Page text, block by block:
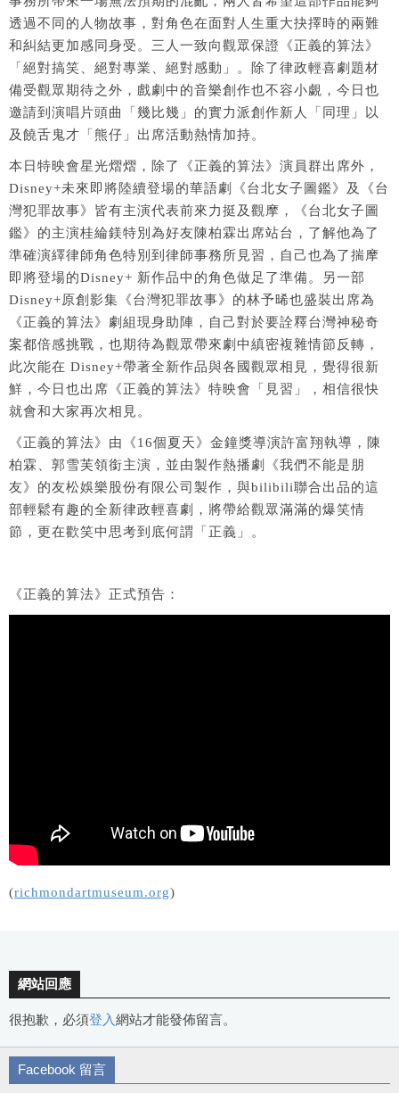
透過不同的人物故事，對角色在面對人生重大抉擇時的兩難
和糾結更加感同身受。三人一致向觀眾保證《正義的算法》
「絕對搞笑、絕對專業、絕對感動」。除了律政輕喜劇題材
備受觀眾期待之外，戲劇中的音樂創作也不容小覷，今日也
邀請到演唱片頭曲「幾比幾」的實力派創作新人「同理」以
及饒舌鬼才「熊仔」出席活動熱情加持。
本日特映會星光熠熠，除了《正義的算法》演員群出席外，
Disney+未來即將陸續登場的華語劇《台北女子圖鑑》及《台
灣犯罪故事》皆有主演代表前來力挺及觀摩，《台北女子圖
鑑》的主演桂綸鎂特別為好友陳柏霖出席站台，了解他為了
準確演繹律師角色特別到律師事務所見習，自己也為了揣摩
即將登場的Disney+ 新作品中的角色做足了準備。另一部
Disney+原創影集《台灣犯罪故事》的林予晞也盛裝出席為
《正義的算法》劇組現身助陣，自己對於要詮釋台灣神秘奇
案都倍感挑戰，也期待為觀眾帶來劇中縝密複雜情節反轉，
此次能在 Disney+帶著全新作品與各國觀眾相見，覺得很新
鮮，今日也出席《正義的算法》特映會「見習」，相信很快
就會和大家再次相見。
《正義的算法》由《16個夏天》金鐘獎導演許富翔執導，陳
柏霖、郭雪芙領銜主演，並由製作熱播劇《我們不能是朋
友》的友松娛樂股份有限公司製作，與bilibili聯合出品的這
部輕鬆有趣的全新律政輕喜劇，將帶給觀眾滿滿的爆笑情
節，更在歡笑中思考到底何謂「正義」。
《正義的算法》正式預告：
(richmondartmuseum.org)
網站回應
很抱歉，必須登入網站才能發佈留言。
Facebook 留言